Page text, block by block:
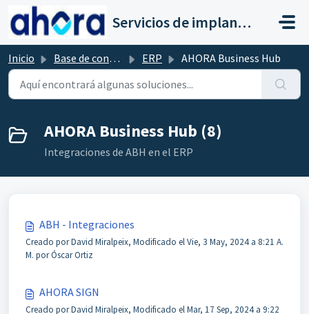
Saltar al contenido principal
Servicios de implantación a clientes de Ahora
Inicio Base de conocimientos ERP AHORA Business Hub
AHORA Business Hub (8)
Integraciones de ABH en el ERP
ABH - Integraciones
Creado por David Miralpeix, Modificado el Vie, 3 May, 2024 a 8:21 A.
M. por Óscar Ortiz
AHORA SIGN
Creado por David Miralpeix, Modificado el Mar, 17 Sep, 2024 a 9:22